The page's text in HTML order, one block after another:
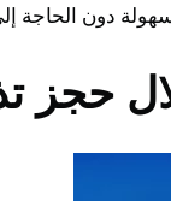
دون الحاجة
حجز